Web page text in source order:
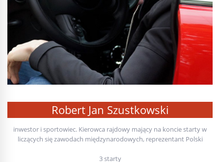
Robert Jan Szustkowski
inwestor i sportowiec. Kierowca rajdowy mający na koncie starty w
liczących się zawodach międzynarodowych, reprezentant Polski
3 starty